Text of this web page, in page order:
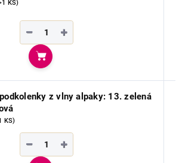
KS)
+
−
Do košíku
z vlny alpaky: 13. zelená
KS)
+
−